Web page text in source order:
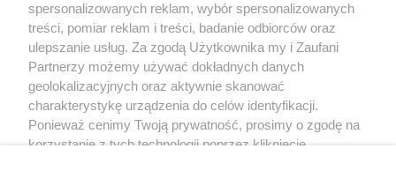
Żaden utwór zamieszczony w serwisie nie może być powielany i
rozpowszechniany lub dalej rozpowszechniany w jakikolwiek sposób (w
tym także elektroniczny lub mechaniczny) na jakimkolwiek polu
eksploatacji w jakiejkolwiek formie, włącznie z umieszczaniem w Internecie
spersonalizowanych reklam, wybór spersonalizowanych
treści, pomiar reklam i treści, badanie odbiorców oraz
ulepszanie usług. Za zgodą Użytkownika my i Zaufani
Partnerzy możemy używać dokładnych danych
geolokalizacyjnych oraz aktywnie skanować
charakterystykę urządzenia do celów identyfikacji.
Ponieważ cenimy Twoją prywatność, prosimy o zgodę na
korzystanie z tych technologii poprzez kliknięcie